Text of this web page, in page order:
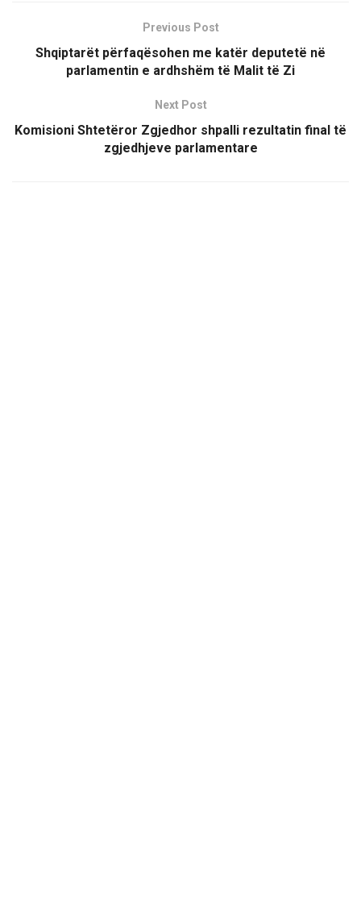
Previous Post
Shqiptarët përfaqësohen me katër deputetë në
parlamentin e ardhshëm të Malit të Zi
Next Post
Komisioni Shtetëror Zgjedhor shpalli rezultatin final të
zgjedhjeve parlamentare